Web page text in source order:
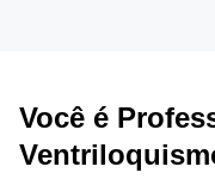
Você é